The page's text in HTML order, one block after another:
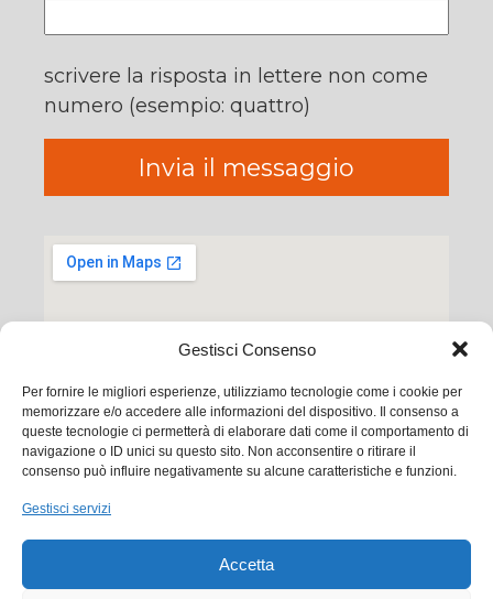
Gestisci Consenso
Per fornire le migliori esperienze, utilizziamo tecnologie come i cookie per
memorizzare e/o accedere alle informazioni del dispositivo. Il consenso a
queste tecnologie ci permetterà di elaborare dati come il comportamento di
navigazione o ID unici su questo sito. Non acconsentire o ritirare il
consenso può influire negativamente su alcune caratteristiche e funzioni.
Gestisci servizi
Accetta
scrivere la risposta in lettere non come
numero (esempio: quattro)
Ego Communication srl
Via Francesco Baracca, 88 50127 Firenze
Tel. +39 0556533256